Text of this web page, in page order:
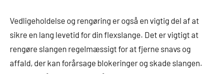
Vedligeholdelse og rengøring er også en vigtig del af at
sikre en lang levetid for din flexslange. Det er vigtigt at
rengøre slangen regelmæssigt for at fjerne snavs og
affald, der kan forårsage blokeringer og skade slangen.